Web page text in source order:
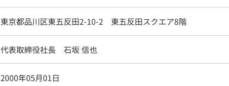
東京都品川区東五反田2-10-2 東五反田スクエア8階
代表取締役社長 石坂 信也
2000年05月01日